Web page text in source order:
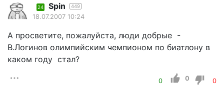
24 Spin 449
18.07.2007 10:24
А просветите, пожалуйста, люди добрые -
В.Логинов олимпийским чемпионом по биатлону в
каком году стал?
0 0 0